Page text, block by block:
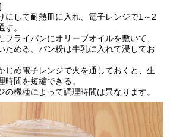
にして耐熱皿に入れ、電子レンジで1～2
。
フライパンにオリーブオイルを敷いて、
ためる。パン粉は牛乳に入れて浸してお
め電子レンジで火を通しておくと、生
間を短縮できる。
機種によって調理時間は異なります。